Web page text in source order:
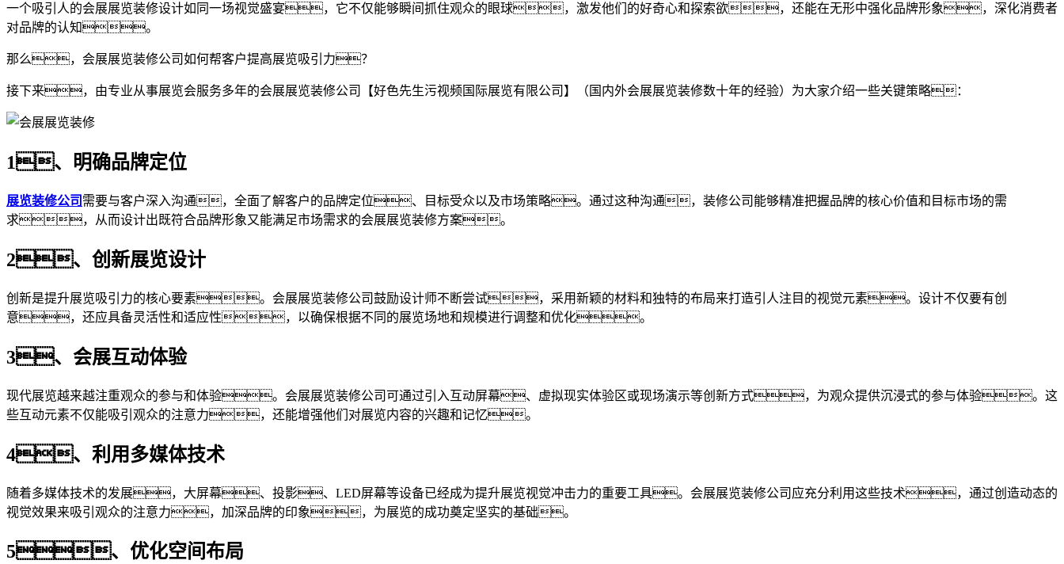
一个吸引人的会展展览装修设计如同一场视觉盛宴，它不仅能够瞬间抓住观众的眼球，激发他们的好奇心和探索欲，还能在无形中强化品牌形象，深化消费者
对品牌的认知。
那么，会展展览装修公司如何帮客户提高展览吸引力？
接下来，由专业从事展览会服务多年的会展展览装修公司【好色先生污视频国际展览有限公司】（国内外会展展览装修数十年的经验）为大家介绍一些关键策略：
1、明确品牌定位
展览装修公司 需要与客户深入沟通，全面了解客户的品牌定位、目标受众以及市场策略。通过这种沟通，装修公司能够精准把握品牌的核心价值和目标市场的需
求，从而设计出既符合品牌形象又能满足市场需求的会展展览装修方案。
2、创新展览设计
创新是提升展览吸引力的核心要素。会展展览装修公司鼓励设计师不断尝试，采用新颖的材料和独特的布局来打造引人注目的视觉元素。设计不仅要有创
意，还应具备灵活性和适应性，以确保根据不同的展览场地和规模进行调整和优化。
3、会展互动体验
现代展览越来越注重观众的参与和体验。会展展览装修公司可通过引入互动屏幕、虚拟现实体验区或现场演示等创新方式，为观众提供沉浸式的参与体验。这
些互动元素不仅能吸引观众的注意力，还能增强他们对展览内容的兴趣和记忆。
4、利用多媒体技术
随着多媒体技术的发展，大屏幕、投影、LED屏幕等设备已经成为提升展览视觉冲击力的重要工具。会展展览装修公司应充分利用这些技术，通过创造动态的
视觉效果来吸引观众的注意力，加深品牌的印象，为展览的成功奠定坚实的基础。
5、优化空间布局